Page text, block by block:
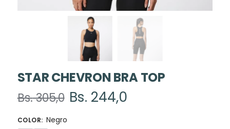
STAR CHEVRON BRA TOP
Bs.305,0 Bs. 244,0
COLOR: Negro